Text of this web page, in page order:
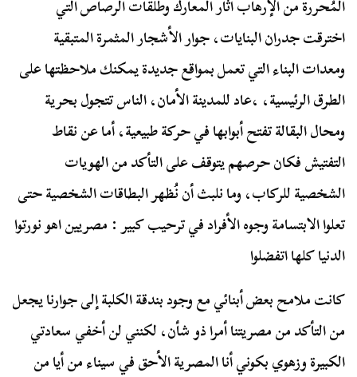
المُحررة من الإرهاب آثار المعارك وطلقات الرصاص التي
اخترقت جدران البنايات، جوار الأشجار المثمرة المتبقية
ومعدات البناء التي تعمل بمواقع جديدة يمكنك ملاحظتها على
الطرق الرئيسية، ،عاد للمدينة الأمان، الناس تتجول بحرية
ومحال البقالة تفتح أبوابها في حركة طبيعية، أما عن نقاط
التفتيش فكان حرصهم يتوقف على التأكد من الهويات
الشخصية للركاب، وما نلبث أن نُظهر البطاقات الشخصية حتى
تعلوا الابتسامة وجوه الأفراد في ترحيب كبير : مصريين اهو نورتوا
الدنيا كلها اتفضلوا
كانت ملامح بعض أبنائي مع وجود بندقة الكلبة إلى جوارنا يجعل
من التأكد من مصريتنا أمرا ذو شأن، لكنني لن أخفي سعادتي
الكبيرة وزهوي بكوني أنا المصرية الأحق في سيناء من أيا من